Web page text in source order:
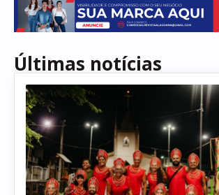
Últimas notícias